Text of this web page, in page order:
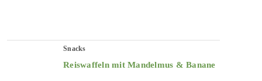
Snacks
Reiswaffeln mit Mandelmus & Banane